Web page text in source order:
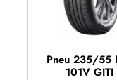
Pneu 235/55
101V GITI